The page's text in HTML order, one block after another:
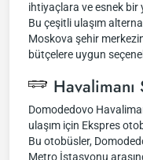
ihtiyaçlara ve esnek bir
Bu çeşitli ulaşım
Moskova şehir
bütçelere uygun
Havalimanı
Domodedovo
ulaşım için Ekspres
Bu otobüsler,
Metro İstasyonu